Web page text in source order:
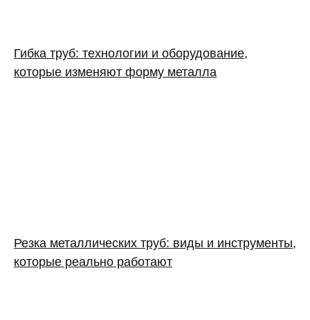
Гибка труб: технологии и оборудование,
которые изменяют форму металла
Резка металлических труб: виды и инструменты,
которые реально работают